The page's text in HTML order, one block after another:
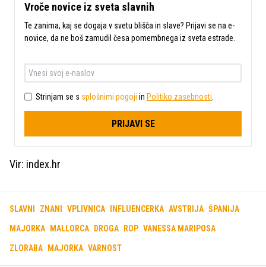
Vroče novice iz sveta slavnih
Te zanima, kaj se dogaja v svetu blišča in slave? Prijavi se na e-
novice, da ne boš zamudil česa pomembnega iz sveta estrade.
Strinjam se s splošnimi pogoji in Politiko zasebnosti
PRIJAVI SE
Vir: index.hr
SLAVNI ZNANI VPLIVNICA INFLUENCERKA AVSTRIJA ŠPANIJA
MAJORKA MALLORCA DROGA ROP VANESSA MARIPOSA
ZLORABA MAJORKA VARNOST